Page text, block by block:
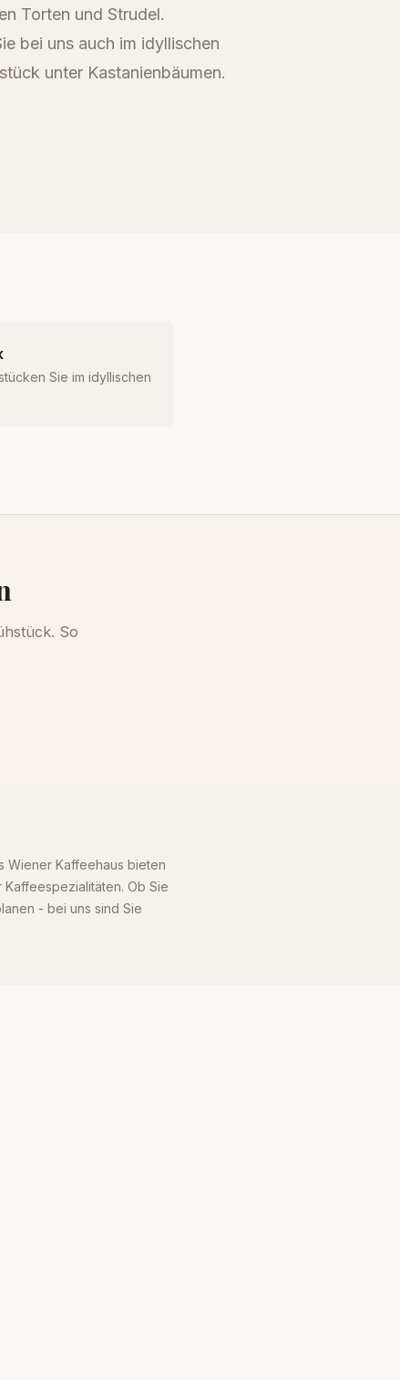
Torten und Strudel.
bei uns auch im idyllischen
unter Kastanienbäumen.
Sie im idyllischen
So
Wiener Kaffeehaus bieten
Ob Sie
- bei uns sind Sie